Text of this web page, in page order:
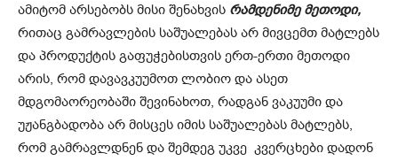
ამიტომ არსებობს მისი შენახვის რამდენიმე მეთოდი,
რითაც გამრავლების საშუალებას არ მივცემთ მატლებს
და პროდუქტის გაფუჭებისთვის ერთ-ერთი მეთოდი
არის, რომ დავავკუუმოთ ლობიო და ასეთ
მდგომაორეობაში შევინახოთ, რადგან ვაკუუმი და
უჟანგბადობა არ მისცეს იმის საშუალებას მატლებს,
რომ გამრავლდნენ და შემდეგ უკვე კვერცხები დადონ